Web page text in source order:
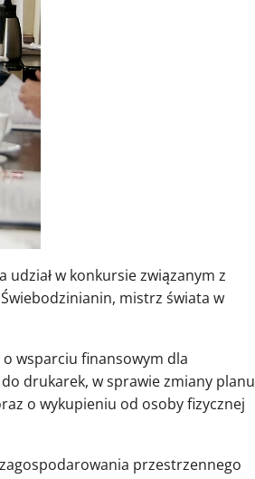
w konkursie związanym z
mistrz świata w
wsparciu finansowym dla
drukarek, w sprawie zmiany planu
o wykupieniu od osoby fizycznej
przestrzennego